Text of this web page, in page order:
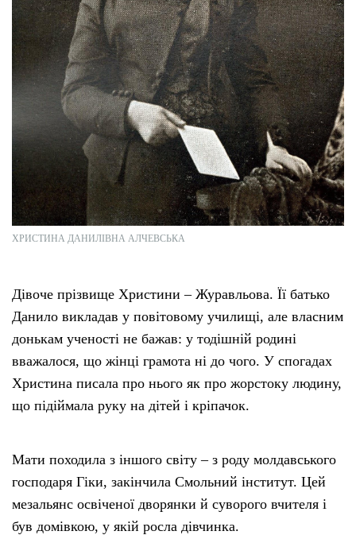
ХРИСТИНА ДАНИЛІВНА АЛЧЕВСЬКА
Дівоче прізвище Христини – Журавльова. Її батько
Данило викладав у повітовому училищі, але власним
донькам ученості не бажав: у тодішній родині
вважалося, що жінці грамота ні до чого. У спогадах
Христина писала про нього як про жорстоку людину,
що підіймала руку на дітей і кріпачок.
Мати походила з іншого світу – з роду молдавського
господаря Гіки, закінчила Смольний інститут. Цей
мезальянс освіченої дворянки й суворого вчителя і
був домівкою, у якій росла дівчинка.